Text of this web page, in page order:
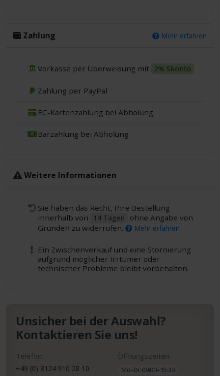
Zahlung Mehr erfahren
Vorkasse per Überweisung mit 2% Skonto
Zahlung per PayPal
EC-Kartenzahlung bei Abholung
Barzahlung bei Abholung
Weitere Informationen
Sie haben das Recht, Ihre Bestellung
innerhalb von
14 Tagen
ohne Angabe von
Gründen zu widerrufen.
Mehr erfahren
Ein Zwischenverkauf und eine Stornierung
aufgrund möglicher Irrtümer oder
technischer Probleme bleibt vorbehalten.
Unsicher bei der Auswahl?
Kontaktieren Sie uns!
Telefon:
+49 (0) 8124 910 28 10
Öffnungszeiten:
Mo–Di: 09:00–15:30